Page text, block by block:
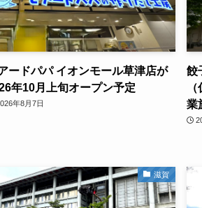
ードパパ イオンモール草津店が
年10月上旬オープン予定
年8月7日
餃
業
滋賀